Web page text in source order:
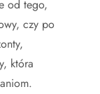
od tego,
czy po
która